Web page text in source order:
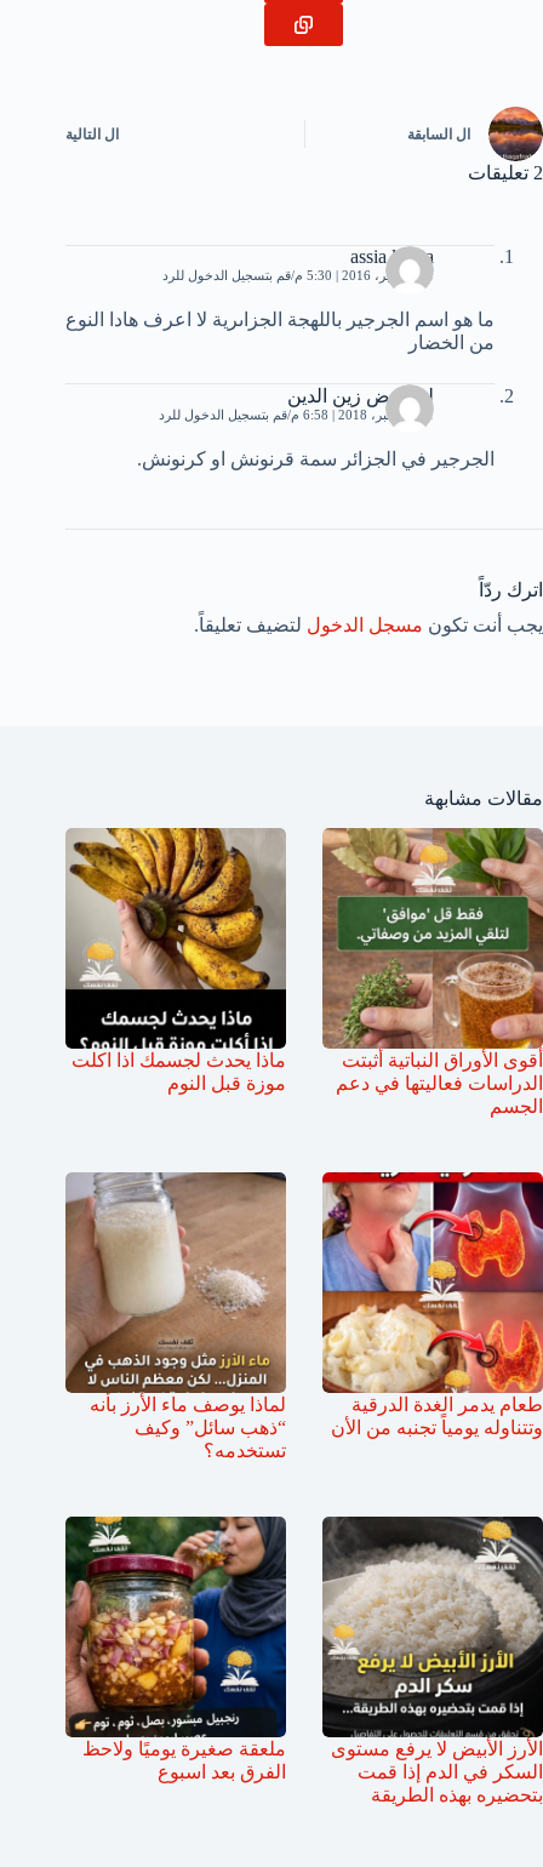
ال السابقة ال التالية
2 تعليقات
assia loiraa
29 سبتمبر، 2016 | 5:30 م قم بتسجيل الدخول للرد
ما هو اسم الجرجير باللهجة الجزاىرية لا اعرف هادا النوع
من الخضار
لبوحفض زين الدين
21 ديسمبر، 2018 | 6:58 م قم بتسجيل الدخول للرد
الجرجير في الجزائر سمة قرنونش او كرنونش.
اترك ردّاً
يجب أنت تكون مسجل الدخول لتضيف تعليقاً.
مقالات مشابهة
أقوى الأوراق النباتية أثبتت
الدراسات فعاليتها في دعم
الجسم
ماذا يحدث لجسمك اذا اكلت
موزة قبل النوم
طعام يدمر الغدة الدرقية
وتتناوله يومياً تجنبه من الأن
لماذا يوصف ماء الأرز بأنه
“ذهب سائل” وكيف
تستخدمه؟
الأرز الأبيض لا يرفع مستوى
السكر في الدم إذا قمت
بتحضيره بهذه الطريقة
ملعقة صغيرة يوميًا ولاحظ
الفرق بعد اسبوع